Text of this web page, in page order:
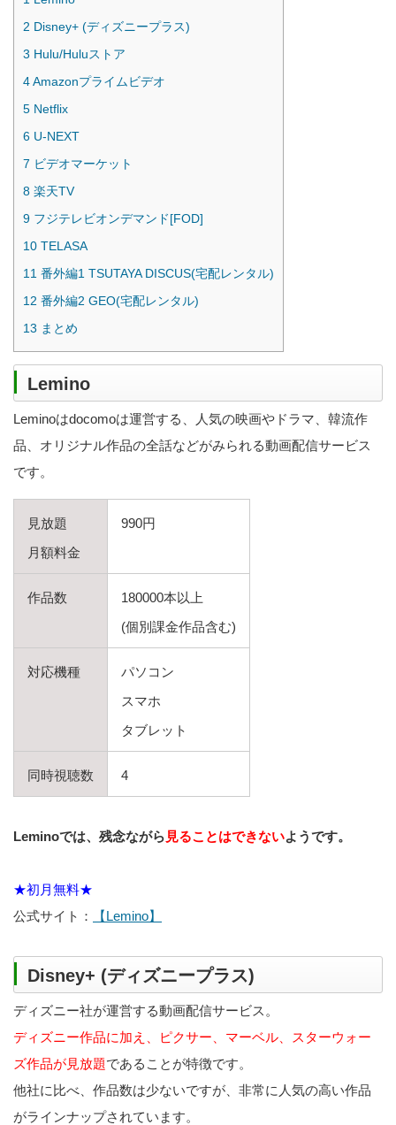
2 Disney+ (ディズニープラス)
3 Hulu/Huluストア
4Amazonプライムビデオ
5 Netflix
6 U-NEXT
7 ビデオマーケット
8 楽天TV
9 フジテレビオンデマンド[FOD]
10 TELASA
11 番外編1 TSUTAYA DISCUS(宅配レンタル)
12 番外編2 GEO(宅配レンタル)
13 まとめ
Lemino
Leminoはdocomoは運営する、人気の映画やドラマ、韓流作
品、オリジナル作品の全話などがみられる動画配信サービス
です。
見放題
月額料金
990円
作品数
180000本以上
(個別課金作品含む)
対応機種
パソコン
スマホ
タブレット
同時視聴数 4
Leminoでは、残念ながら 見ることはできないようです。
★初月無料★
公式サイト：
【Lemino】
Disney+ (ディズニープラス)
ディズニー社が運営する動画配信サービス。
ディズニー作品に加え、ピクサー、マーベル、スターウォー
ズ作品が見放題であることが特徴です。
他社に比べ、作品数は少ないですが、非常に人気の高い作品
がラインナップされています。